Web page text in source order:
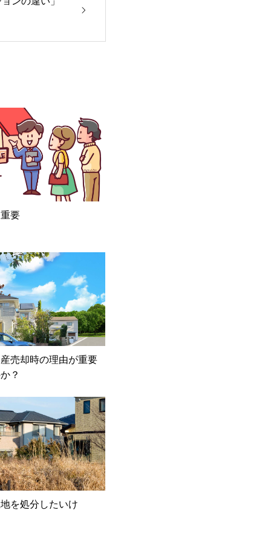
要
売却時の理由が重要
？
を処分したいけ